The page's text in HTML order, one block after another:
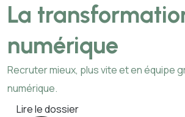
La
numérique
Recruter mieux, plus vite et en équipe
numérique.
Lire le dossier